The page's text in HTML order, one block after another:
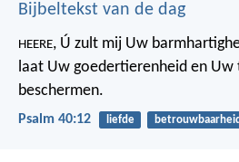
Bijbeltekst van de dag
HEERE, Ú zult mij Uw
laat Uw goedertierenheid en
beschermen.
Psalm 40:12 liefde betrouwbaarheid